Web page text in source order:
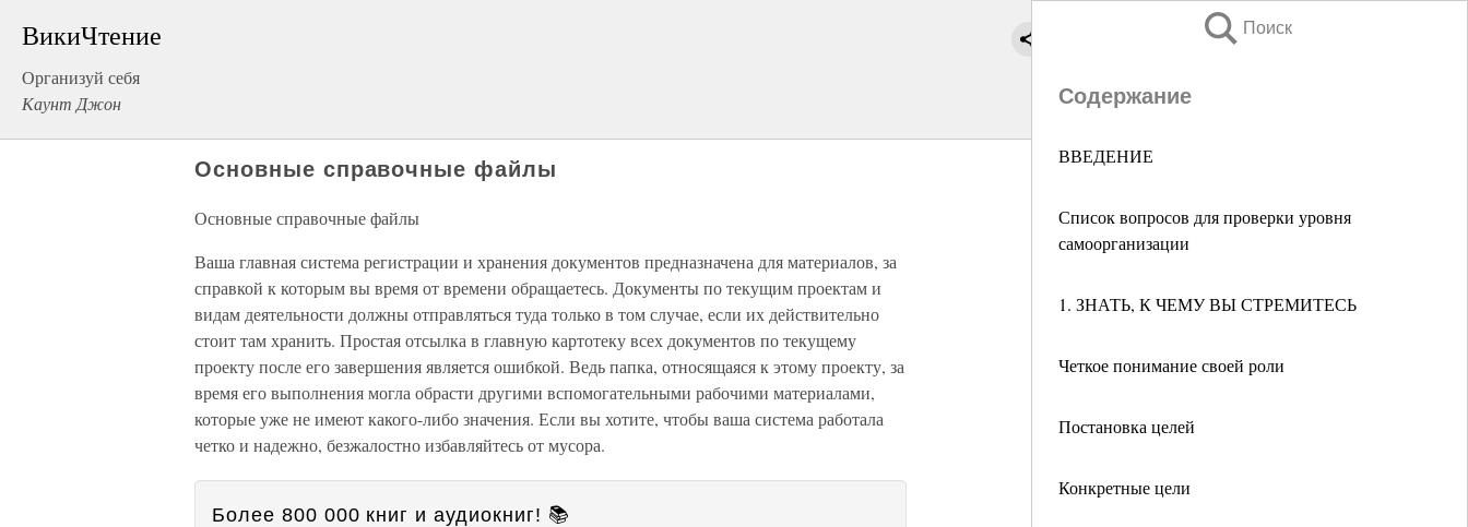
ВикиЧтение
Организуй себя
Каунт Джон
Поиск
Содержание
ВВЕДЕНИЕ
Список вопросов для проверки уровня
самоорганизации
1. ЗНАТЬ, К ЧЕМУ ВЫ СТРЕМИТЕСЬ
Четкое понимание своей роли
Постановка целей
Конкретные цели
Основные справочные файлы
Основные справочные файлы
Ваша главная система регистрации и хранения документов предназначена для материалов, за
справкой к которым вы время от времени обращаетесь. Документы по текущим проектам и
видам деятельности должны отправляться туда только в том случае, если их действительно
стоит там хранить. Простая отсылка в главную картотеку всех документов по текущему
проекту после его завершения является ошибкой. Ведь папка, относящаяся к этому проекту, за
время его выполнения могла обрасти другими вспомогательными рабочими материалами,
которые уже не имеют какого-либо значения. Если вы хотите, чтобы ваша система работала
четко и надежно, безжалостно избавляйтесь от мусора.
Более 800 000 книг и аудиокниг! 📚